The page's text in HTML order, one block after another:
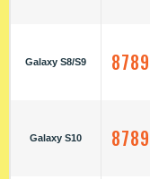
Galaxy S8/S9
Galaxy S10
8789
8789